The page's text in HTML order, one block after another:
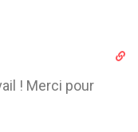
! Merci pour